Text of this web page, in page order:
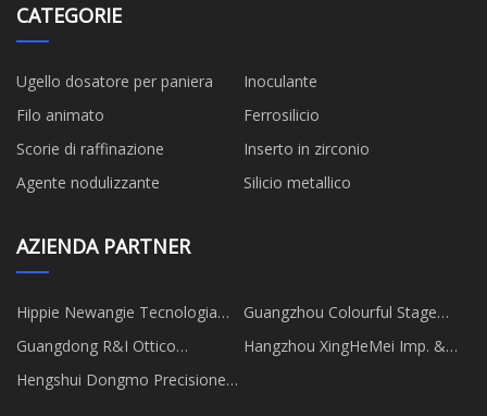
CATEGORIE
Ugello dosatore per paniera
Inoculante
Filo animato
Ferrosilicio
Scorie di raffinazione
Inserto in zirconio
Agente nodulizzante
Silicio metallico
AZIENDA PARTNER
Hippie Newangie Tecnologia
Ltd
Guangzhou Colourful Stage
Equipment Co., Ltd
Guangdong R&I Ottico
Hangzhou XingHeMei Imp. &
Hengshui Dongmo Precisione